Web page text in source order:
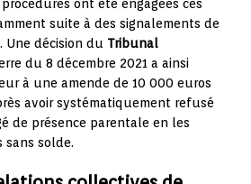
ont été engagées ces
suite à des signalements de
. Une décision du Tribunal
du 8 décembre 2021 a ainsi
à une amende de 10 000 euros
avoir systématiquement refusé
de présence parentale en les
sans solde.